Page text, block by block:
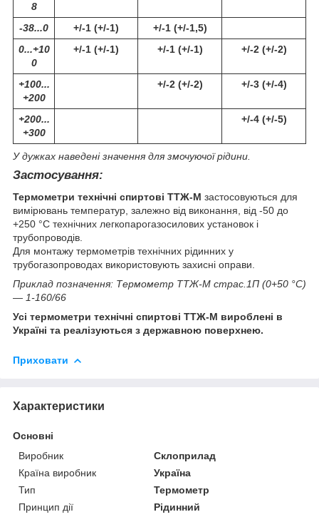
8
-38...0 +/-1 (+/-1)
+/-1 (+/-1,5)
0...+10
0
+/-1 (+/-1) +/-1 (+/-1) +/-2 (+/-2)
+100...
+200
+/-2 (+/-2) +/-3 (+/-4)
+200...
+300
+/-4 (+/-5)
У дужках наведені значення для змочуючої рідини.
Застосування:
Термометри технічні спиртові ТТЖ-М застосовуються для
вимірювань температур, залежно від виконання, від -50 до
+250 °C технічних легкопарогазосилових установок і
трубопроводів.
Для монтажу термометрів технічних рідинних у
трубогазопроводах використовують захисні оправи.
Приклад позначення: Термометр ТТЖ-М страс.1П (0+50 °C)
— 1-160/66
Усі термометри технічні спиртові ТТЖ-М вироблені в
Україні та реалізуються з державною поверхнею.
Приховати
Характеристики
Основні
Виробник
Склоприлад
Країна виробник
Україна
Тип
Термометр
Принцип дії
Рідинний